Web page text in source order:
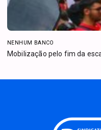
NENHUM BANCO
Mobilização pelo fim da